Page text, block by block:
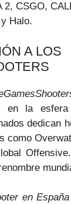
2, CSGO,
Halo.
A LOS
en la
dedican
como
en España